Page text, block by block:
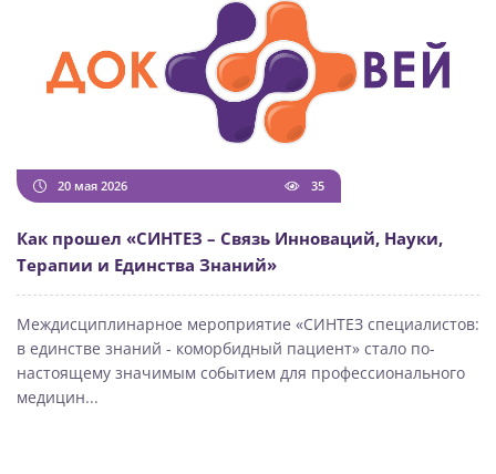
20 мая 2026 35
Как прошел «СИНТЕЗ – Связь Инноваций, Науки,
Терапии и Единства Знаний»
Междисциплинарное мероприятие «СИНТЕЗ специалистов:
в единстве знаний - коморбидный пациент» стало по-
настоящему значимым событием для профессионального
медицин...